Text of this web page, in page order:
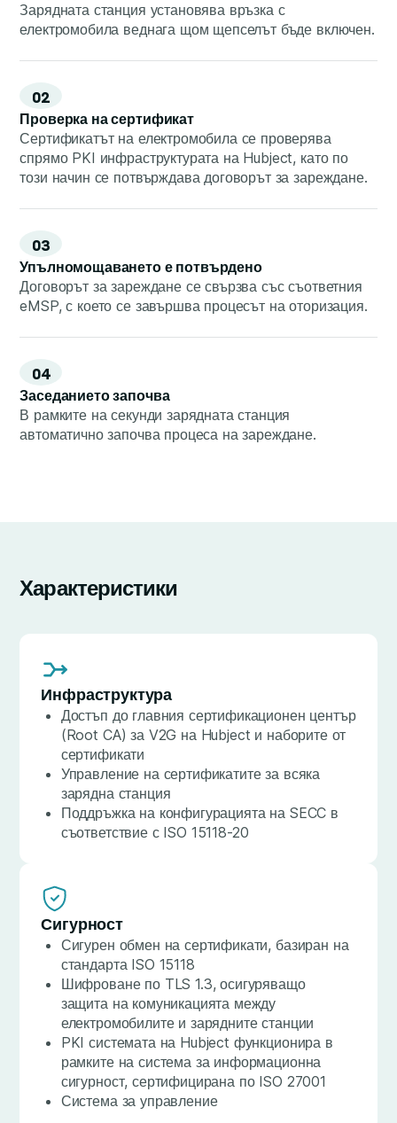
Зарядната станция установява връзка с
електромобила веднага щом щепселът бъде включен.
02
Проверка на сертификат
Сертификатът на електромобила се проверява
спрямо PKI инфраструктурата на Hubject, като по
този начин се потвърждава договорът за зареждане.
03
Упълномощаването е потвърдено
Договорът за зареждане се свързва със съответния
eMSP, с което се завършва процесът на оторизация.
04
Заседанието започва
В рамките на секунди зарядната станция
автоматично започва процеса на зареждане.
Характеристики
Инфраструктура
Достъп до главния сертификационен център
(Root CA) за V2G на Hubject и наборите от
сертификати
Управление на сертификатите за всяка
зарядна станция
Поддръжка на конфигурацията на SECC в
съответствие с ISO 15118-20
Сигурност
Сигурен обмен на сертификати, базиран на
стандарта ISO 15118
Шифроване по TLS 1.3, осигуряващо
защита на комуникацията между
електромобилите и зарядните станции
PKI системата на Hubject функционира в
рамките на система за информационна
сигурност, сертифицирана по ISO 27001
Система за управление